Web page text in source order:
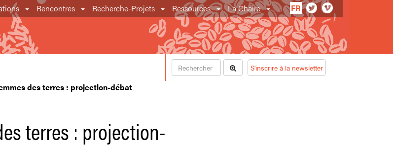
Rencontres Recherche-Projets Ressources La Chaire FR
S'inscrire à la newsletter
des terres : projection-débat
terres : projection-